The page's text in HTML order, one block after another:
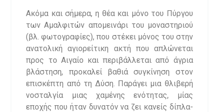
Ακόμα και σήμερα, η θέα και μόνο του Πύργου
των Αμαλφιτών απομεινάρι του μοναστηριού
(βλ. φωτογραφίες), που στέκει μόνος του στην
ανατολική αγιορείτικη ακτή που απλώνεται
προς το Αιγαίο και περιβάλλεται από άγρια
βλάστηση, προκαλεί βαθιά συγκίνηση στον
επισκέπτη από τη Δύση. Παράγει μια θλιβερή
νοσταλγία μιας χαμένης ενότητας, μίας
εποχής που ήταν δυνατόν να ζει κανείς δίπλα-